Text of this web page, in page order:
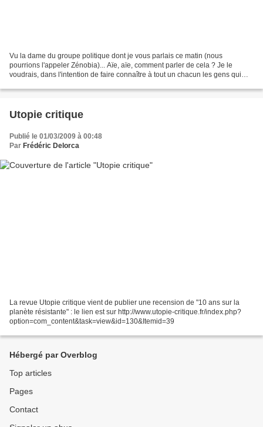
Vu la dame du groupe politique dont je vous parlais ce matin (nous
pourrions l'appeler Zénobia)... Aïe, aïe, comment parler de cela ? Je le
voudrais, dans l'intention de faire connaître à tout un chacun les gens qui
Utopie critique
Publié le 01/03/2009 à 00:48
Par Frédéric Delorca
La revue Utopie critique vient de publier une recension de "10 ans sur la
planète résistante" : le lien est sur http://www.utopie-critique.fr/index.php?
option=com_content&task=view&id=130&Itemid=39
Hébergé par Overblog
Top articles
Pages
Contact